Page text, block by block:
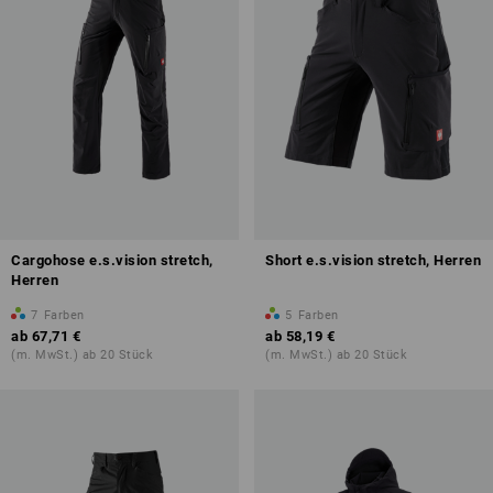
Cargohose e.s.vision stretch,
Herren
7 Farben
ab 67,71 €
(m. MwSt.) ab 20 Stück
Short e.s.vision stretch, Herren
5 Farben
ab 58,19 €
(m. MwSt.) ab 20 Stück